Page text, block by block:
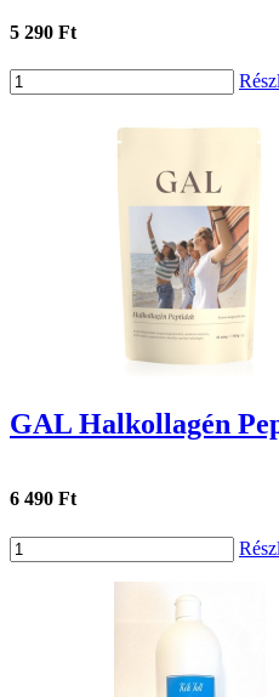
5 290 Ft
GAL Halkollagén
6 490 Ft